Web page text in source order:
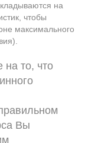
на
чтобы
максимального
то, что
Вы